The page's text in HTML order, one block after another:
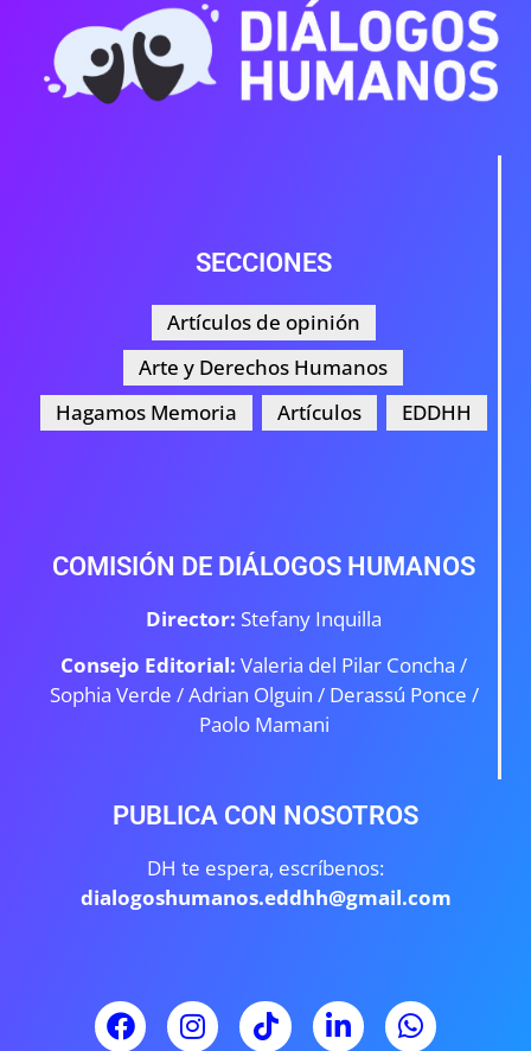
SECCIONES
Artículos de opinión
Arte y Derechos Humanos
Hagamos Memoria
Artículos EDDHH
COMISIÓN DE DIÁLOGOS HUMANOS
Director: Stefany Inquilla
Consejo Editorial: Valeria del Pilar Concha /
Sophia Verde /Adrian Olguin / Derassú Ponce /
Paolo Mamani
PUBLICA CON NOSOTROS
DH te espera, escríbenos:
dialogoshumanos.eddhh@gmail.com